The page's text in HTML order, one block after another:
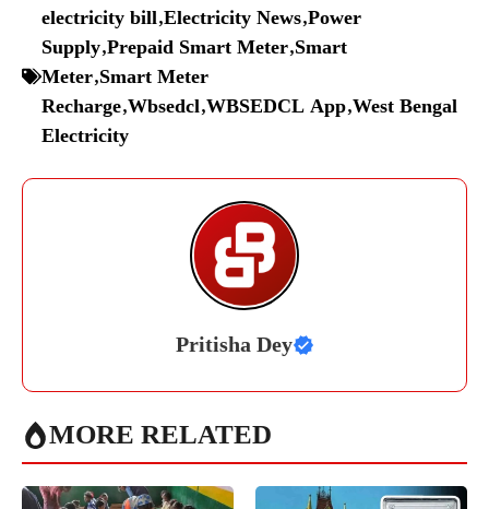
electricity bill,Electricity News,Power
Supply,Prepaid Smart Meter,Smart
Meter,Smart Meter
Recharge,Wbsedcl,WBSEDCL App,West Bengal
Electricity
Pritisha Dey
MORE RELATED